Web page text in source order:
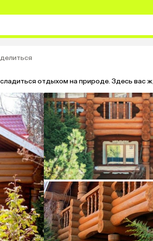
отдыхом на природе. Здесь вас